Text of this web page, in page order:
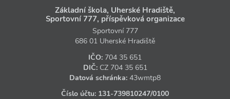
Základní škola, Uherské Hradiště,
Sportovní 777, příspěvková organizace
Sportovní 777
686 01 Uherské Hradiště
IČO: 704 35 651
DIČ: CZ 704 35 651
Datová schránka: 43wmtp8
Číslo účtu: 131‑739810247/0100